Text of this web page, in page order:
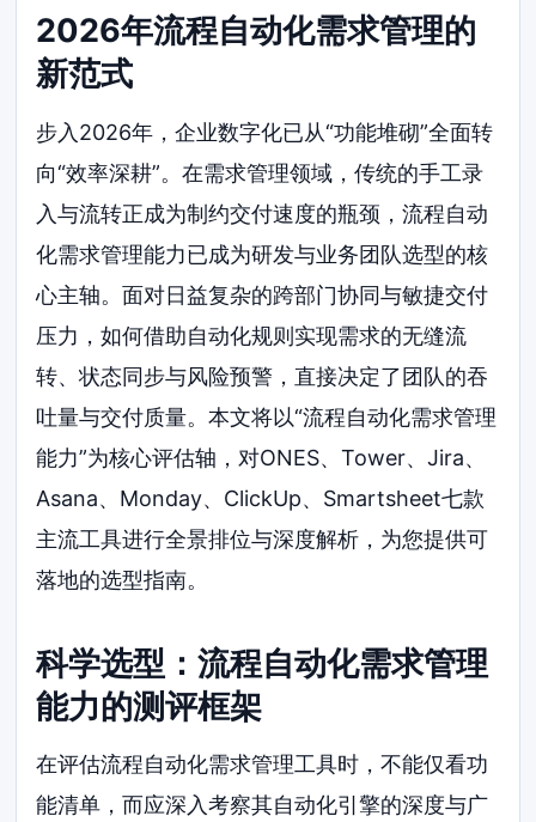
2026年流程自动化需求管理的
新范式
步入2026年，企业数字化已从“功能堆砌”全面转
向“效率深耕”。在需求管理领域，传统的手工录
入与流转正成为制约交付速度的瓶颈，流程自动
化需求管理能力已成为研发与业务团队选型的核
心主轴。面对日益复杂的跨部门协同与敏捷交付
压力，如何借助自动化规则实现需求的无缝流
转、状态同步与风险预警，直接决定了团队的吞
吐量与交付质量。本文将以“流程自动化需求管理
能力”为核心评估轴，对ONES、Tower、Jira、
Asana、Monday、ClickUp、Smartsheet七款
主流工具进行全景排位与深度解析，为您提供可
落地的选型指南。
科学选型：流程自动化需求管理
能力的测评框架
在评估流程自动化需求管理工具时，不能仅看功
能清单，而应深入考察其自动化引擎的深度与广